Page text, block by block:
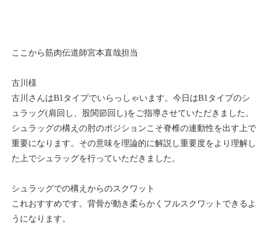
ここから筋肉伝道師宮本直哉担当
古川様
古川さんはB1タイプでいらっしゃいます。今日はB1タイプのシ
ュラッグ(肩回し、股関節回し)をご指導させていただきました。
シュラッグの構えの肘のポジションこそ脊椎の連動性を出す上で
重要になります。その意味を理論的に解説し重要度をより理解し
た上でシュラッグを行っていただきました。
シュラッグでの構えからのスクワット
これおすすめです。背骨が動き柔らかくフルスクワットできるよ
うになります。